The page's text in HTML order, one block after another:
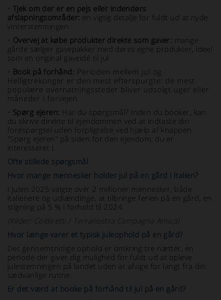
• Tjek om der er en pejs eller indendørs
afslapningsområder: en vigtig detalje for fuldt ud at nyde
vinterstemningen
• Overvej at købe produkter direkte som gaver: mange
gårde sælger gavepakker med deres egne produkter, ideel
som en original gaveidé til jul
• Book på forhånd: Perioden mellem jul og
Helligtrekonger er den mest efterspurgte: de mest
populære overnatningssteder bliver udsolgt uger eller
måneder i forvejen
• Spørg ejeren: Har du spørgsmål? Inden du booker, kan
du skrive direkte til ejendommen ved at indtaste din
forespørgsel uden forpligtelse ved hjælp af knappen
"Spørg ejeren" på siden for den ejendom, du er
interesseret i.
Ofte stillede spørgsmål
Hvor mange mennesker holder jul på en gård i Italien?
I julen 2025 valgte over 2 millioner mennesker, både
italienere og udlændinge, at tilbringe ferien på en gård, en
stigning på 5 % i forhold til 2024.
(Kilder: Coldiretti / Terranostra Campagna Amica)
Hvor længe varer et typisk juleophold på en gård?
Det gennemsnitlige ophold er omkring tre nætter, en
periode der giver dig mulighed for fuldt ud at opleve
julestemningen på landet uden at afvige for langt fra din
sædvanlige rutine.
Er det værd at booke på forhånd til jul på en gård?